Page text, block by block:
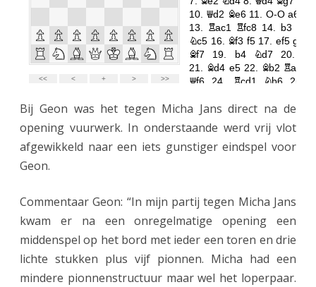
Bij Geon was het tegen Micha Jans direct na de
opening vuurwerk. In onderstaande werd vrij vlot
afgewikkeld naar een iets gunstiger eindspel voor
Geon.
Commentaar Geon: “In mijn partij tegen Micha Jans
kwam er na een onregelmatige opening een
middenspel op het bord met ieder een toren en drie
lichte stukken plus vijf pionnen. Micha had een
mindere pionnenstructuur maar wel het loperpaar.